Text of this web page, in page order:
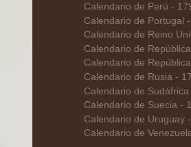
Calendario de Perú -
Calendario de Portugal
Calendario de Reino
Calendario de
Calendario de
Calendario de Rusia -
Calendario de
Calendario de Suecia -
Calendario de Uruguay
Calendario de